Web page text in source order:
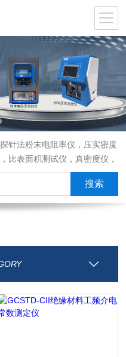
针法粉末电阻率仪，压实密度
比表面积测试仪，真密度仪，
氧化碳反应测定仪